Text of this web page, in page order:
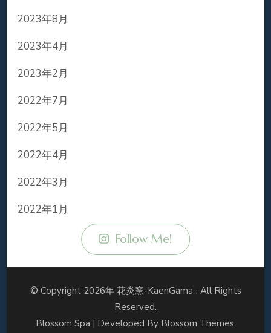
2023年8月
2023年4月
2023年2月
2022年7月
2022年5月
2022年4月
2022年3月
2022年1月
Follow Me!
© Copyright 2026年 花炎窯-KaenGama-. All Rights
Reserved.
Blossom Spa | Developed By Blossom Themes.